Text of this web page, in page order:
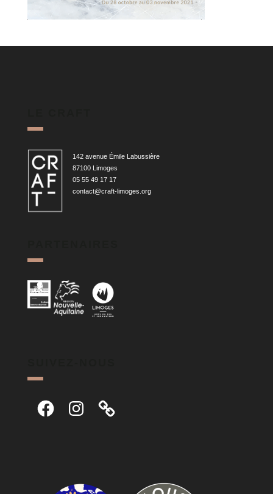
142 avenue Émile Labussière
87100 Limoges
05 55 49 17 17
contact@craft-limoges.org
FacebookInstagram